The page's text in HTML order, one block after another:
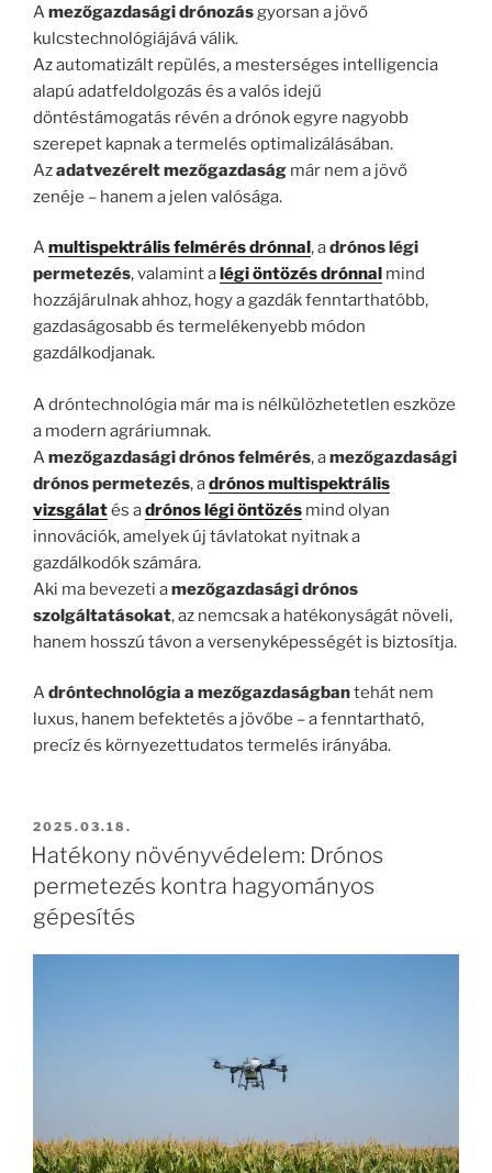
Amezőgazdasági drónozásgyorsan a jövő
kulcstechnológiájává válik.
Az automatizált repülés, a mesterséges intelligencia
alapú adatfeldolgozás és a valós idejű
döntéstámogatás révén a drónok egyre nagyobb
szerepet kapnak a termelés optimalizálásában.
Azadatvezérelt mezőgazdaság már nem a jövő
zenéje – hanem a jelen valósága.
Amultispektrális felmérés drónnal , adrónos légi
permetezés, valamint a légi öntözés drónnal mind
hozzájárulnak ahhoz, hogy a gazdák fenntarthatóbb,
gazdaságosabb és termelékenyebb módon
gazdálkodjanak.
A dróntechnológia már ma is nélkülözhetetlen eszköze
a modern agráriumnak.
Amezőgazdasági drónos felmérés, amezőgazdasági
drónos permetezés, adrónos multispektrális
vizsgálatés adrónos légi öntözés mind olyan
innovációk, amelyek új távlatokat nyitnak a
gazdálkodók számára.
Aki ma bevezeti amezőgazdasági drónos
szolgáltatásokat, az nemcsak a hatékonyságát növeli,
hanem hosszú távon a versenyképességét is biztosítja.
Adróntechnológia a mezőgazdaságbantehát nem
luxus, hanem befektetés a jövőbe – a fenntartható,
precíz és környezettudatos termelés irányába.
BEKÜLDVE:
2025.03.18.
Hatékony növényvédelem: Drónos
permetezés kontra hagyományos
gépesítés